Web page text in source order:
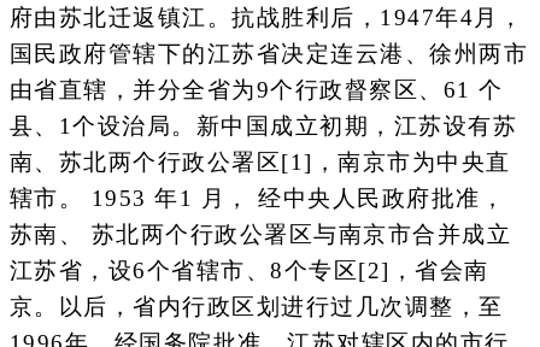
府由苏北迁返镇江。抗战胜利后，1947年4月，
国民政府管辖下的江苏省决定连云港、徐州两市
由省直辖，并分全省为9个行政督察区、61 个
县、1个设治局。新中国成立初期，江苏设有苏
南、苏北两个行政公署区[1]，南京市为中央直
辖市。 1953 年1 月， 经中央人民政府批准，
苏南、 苏北两个行政公署区与南京市合并成立
江苏省，设6个省辖市、8个专区[2]，省会南
京。以后，省内行政区划进行过几次调整，至